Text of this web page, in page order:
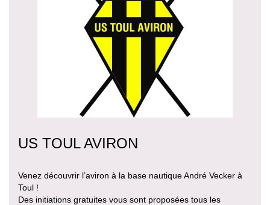
US TOUL AVIRON
Venez découvrir l’aviron à la base nautique André Vecker à
Toul !
Des initiations gratuites vous sont proposées tous les